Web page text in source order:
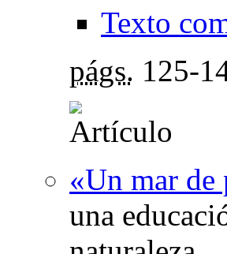
Texto
págs. 125-
«Un mar de
una